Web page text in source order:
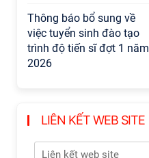
Thông báo bổ sung về
việc tuyển sinh đào tạo
trình độ tiến sĩ đợt 1 năm
2026
LIÊN KẾT WEB SITE